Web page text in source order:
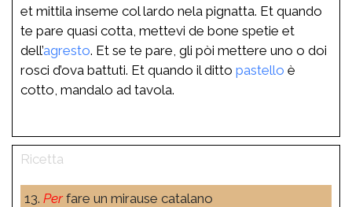
et mittila inseme col lardo nela pignatta. Et quando
te pare quasi cotta, mettevi de bone spetie et
dell’agresto. Et se te pare, gli pòi mettere uno o doi
rosci d’ova battuti. Et quando il ditto pastello è
cotto, mandalo ad tavola.
13. Perfare un mirause catalano